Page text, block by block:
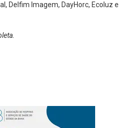
Delfim Imagem, DayHorc, Ecoluz e